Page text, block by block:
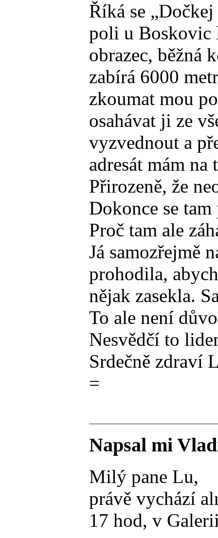
Říká se
poli u Boskovic
obrazec, běžná
zabírá 6000
zkoumat mou
osahávat ji ze
vyzvednout a
adresát mám
Přirozeně, že
Dokonce se
Proč tam ale
Já samozřejmě
prohodila,
nějak zasekla.
To ale není
Nesvědčí to
Srdečně zdraví
=
Napsal mi
Milý pane Lu,
právě vychází
17 hod, v